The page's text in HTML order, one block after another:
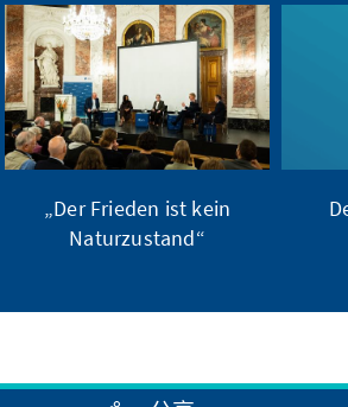
„Der Frieden ist kein
Naturzustand“